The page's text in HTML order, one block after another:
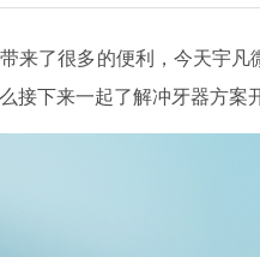
来了很多的便利，今天宇
接下来一起了解冲牙器方案